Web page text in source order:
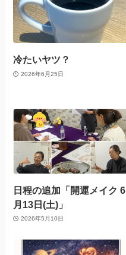
冷たいヤツ？
2026年6月25日
日程の追加「開運メイク 6
月13日(土)」
2026年5月10日